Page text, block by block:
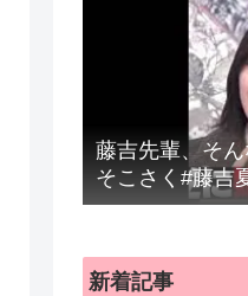
藤吉先輩、そ
そこさく#藤吉
新着記事